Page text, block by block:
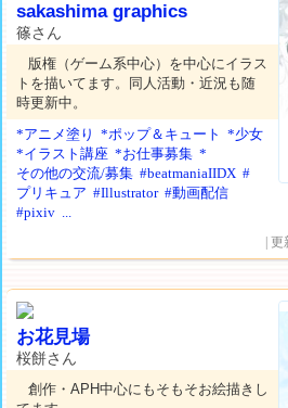
sakashima graphics
篠さん
版権（ゲーム系中心）を中心にイラス
トを描いてます。同人活動・近況も随
時更新中。
*アニメ塗り
*ポップ＆キュート
*少女
*イラスト講座 *お仕事募集 *
その他の交流/募集 #beatmaniaIIDX #
プリキュア #Illustrator #動画配信
#pixiv ...
|
お花見場
桜餅さん
創作・APH中心にもそもそお絵描きし